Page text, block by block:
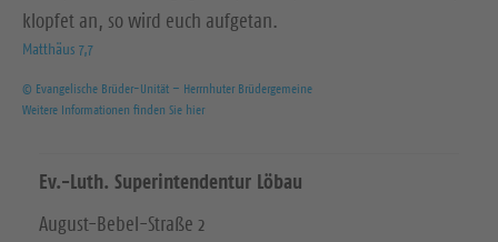
klopfet an, so wird euch aufgetan.
Matthäus 7,7
© Evangelische Brüder-Unität – Herrnhuter Brüdergemeine
Weitere Informationen finden Sie hier
Ev.-Luth. Superintendentur Löbau
August-Bebel-Straße 2